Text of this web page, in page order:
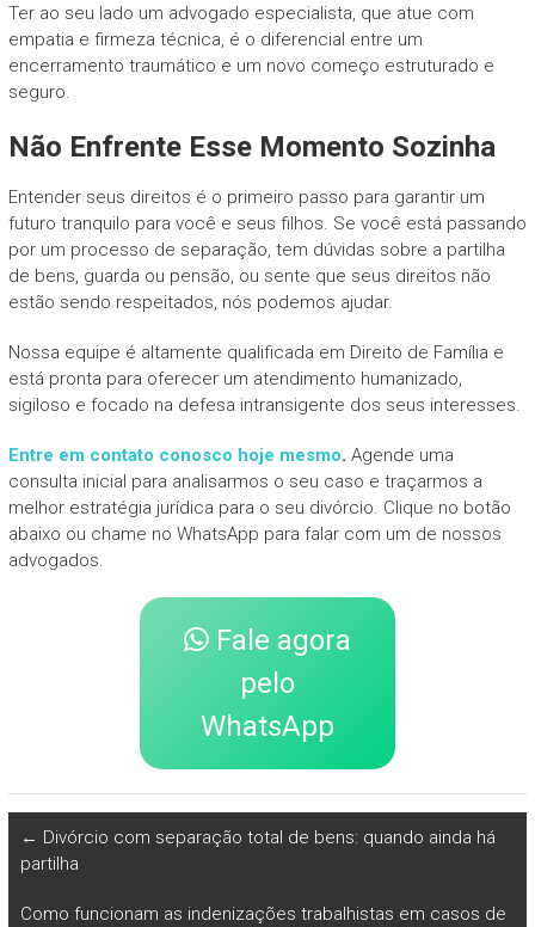
Ter ao seu lado um advogado especialista, que atue com
empatia e firmeza técnica, é o diferencial entre um
encerramento traumático e um novo começo estruturado e
seguro.
Não Enfrente Esse Momento Sozinha
Entender seus direitos é o primeiro passo para garantir um
futuro tranquilo para você e seus filhos. Se você está passando
por um processo de separação, tem dúvidas sobre a partilha
de bens, guarda ou pensão, ou sente que seus direitos não
estão sendo respeitados, nós podemos ajudar.
Nossa equipe é altamente qualificada em Direito de Família e
está pronta para oferecer um atendimento humanizado,
sigiloso e focado na defesa intransigente dos seus interesses.
Entre em contato conosco hoje mesmo. Agende uma
consulta inicial para analisarmos o seu caso e traçarmos a
melhor estratégia jurídica para o seu divórcio. Clique no botão
abaixo ou chame no WhatsApp para falar com um de nossos
advogados.
Fale agora
pelo
WhatsApp
← Divórcio com separação total de bens: quando ainda há
partilha
Como funcionam as indenizações trabalhistas em casos de